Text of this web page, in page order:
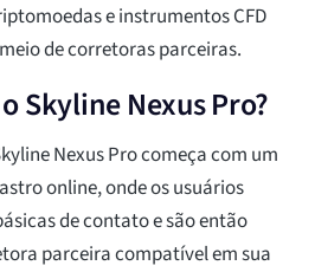
e instrumentos CFD
de corretoras parceiras.
Skyline Nexus Pro?
Nexus Pro começa com um
online, onde os usuários
de contato e são então
parceira compatível em sua